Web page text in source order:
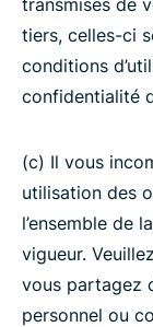
transmises de
tiers, celles-ci
conditions
confidentialité
(c) Il vous
utilisation des
l’ensemble de
vigueur.
vous partagez
personnel ou